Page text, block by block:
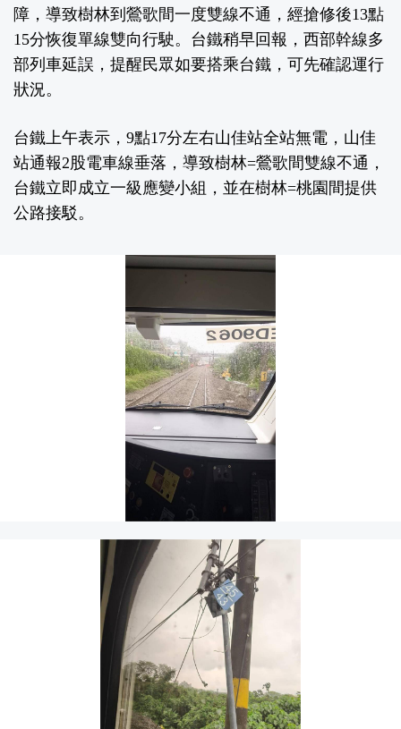
障，導致樹林到鶯歌間一度雙線不通，經搶修後13點
15分恢復單線雙向行駛。台鐵稍早回報，西部幹線多
部列車延誤，提醒民眾如要搭乘台鐵，可先確認運行
狀況。
台鐵上午表示，9點17分左右山佳站全站無電，山佳
站通報2股電車線垂落，導致樹林=鶯歌間雙線不通，
台鐵立即成立一級應變小組，並在樹林=桃園間提供
公路接駁。